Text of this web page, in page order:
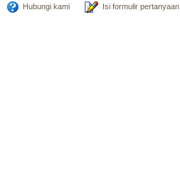
Hubungi kami Isi formulir pertanyaan